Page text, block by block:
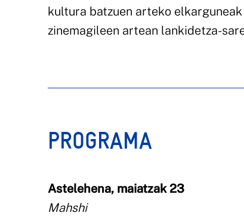
kultura batzuen arteko
zinemagileen artean lankidetza-
PROGRAMA
Astelehena, maiatzak 23
Mahshi